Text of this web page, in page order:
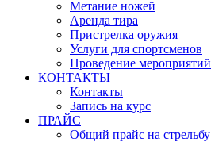
Метание ножей
Аренда тира
Пристрелка оружия
Услуги для спортсменов
Проведение мероприятий
КОНТАКТЫ
Контакты
Запись на курс
ПРАЙС
Общий прайс на стрельбу